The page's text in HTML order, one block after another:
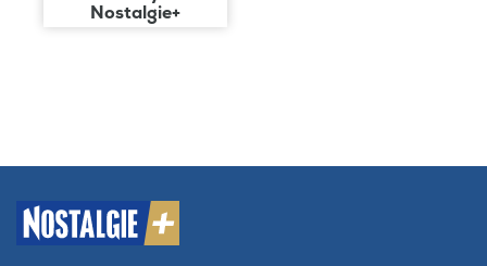
Nostalgie+